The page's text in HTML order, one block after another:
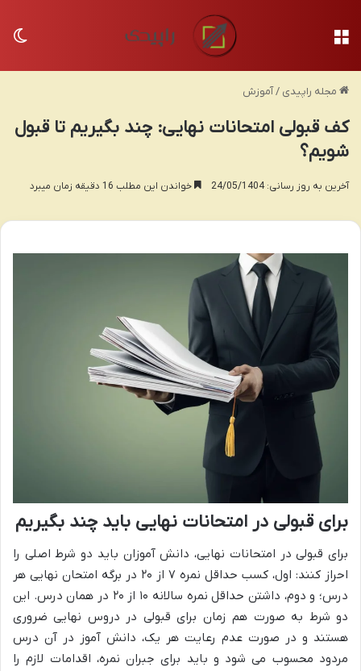
مجله راپیدی /آموزش
کف قبولی امتحانات نهایی: چند بگیریم تا قبول
شویم؟
آخرین به روز رسانی: 24/05/1404 خواندن این مطلب 16 دقیقه زمان میبرد
برای قبولی در امتحانات نهایی باید چند بگیریم
برای قبولی در امتحانات نهایی، دانش آموزان باید دو شرط اصلی را
احراز کنند: اول، کسب حداقل نمره ۷ از ۲۰ در برگه امتحان نهایی هر
درس؛ و دوم، داشتن حداقل نمره سالانه ۱۰ از ۲۰ در همان درس. این
دو شرط به صورت هم زمان برای قبولی در دروس نهایی ضروری
هستند و در صورت عدم رعایت هر یک، دانش آموز در آن درس
مردود محسوب می شود و باید برای جبران نمره، اقدامات لازم را